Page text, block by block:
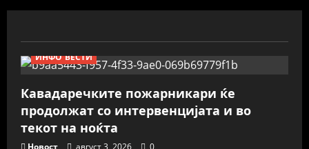
ИНФО ВЕСТИ
Кавадаречките пожарникари ќе
продолжат со интервенцијата и во
текот на ноќта
Новост август 3, 2026 0